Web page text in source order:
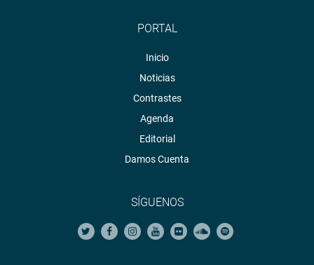
PORTAL
Inicio
Noticias
Contrastes
Agenda
Editorial
Damos Cuenta
SÍGUENOS